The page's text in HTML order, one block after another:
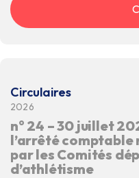
Circulaires
2026
n° 24 – 30 juillet
l’arrêté comptable
par les Comités
d’athlétisme